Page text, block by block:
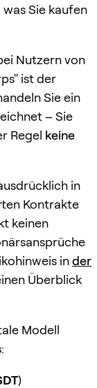
Sie kaufen
Nutzern von
ist der
Sie ein
– Sie
Regel keine
in
Kontrakte
keinen
inder
Überblick
Modell
:
)